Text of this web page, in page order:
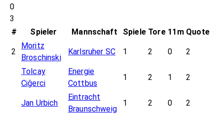
0
3
#
Spieler Mannschaft Spiele Tore 11m Quote
2
Moritz
Broschinski
Karlsruher SC 1 2 0 2
Tolcay
Ciğerci
Energie
Cottbus
1 2 1 2
Jan Urbich
Eintracht
Braunschweig
1 2 0 2